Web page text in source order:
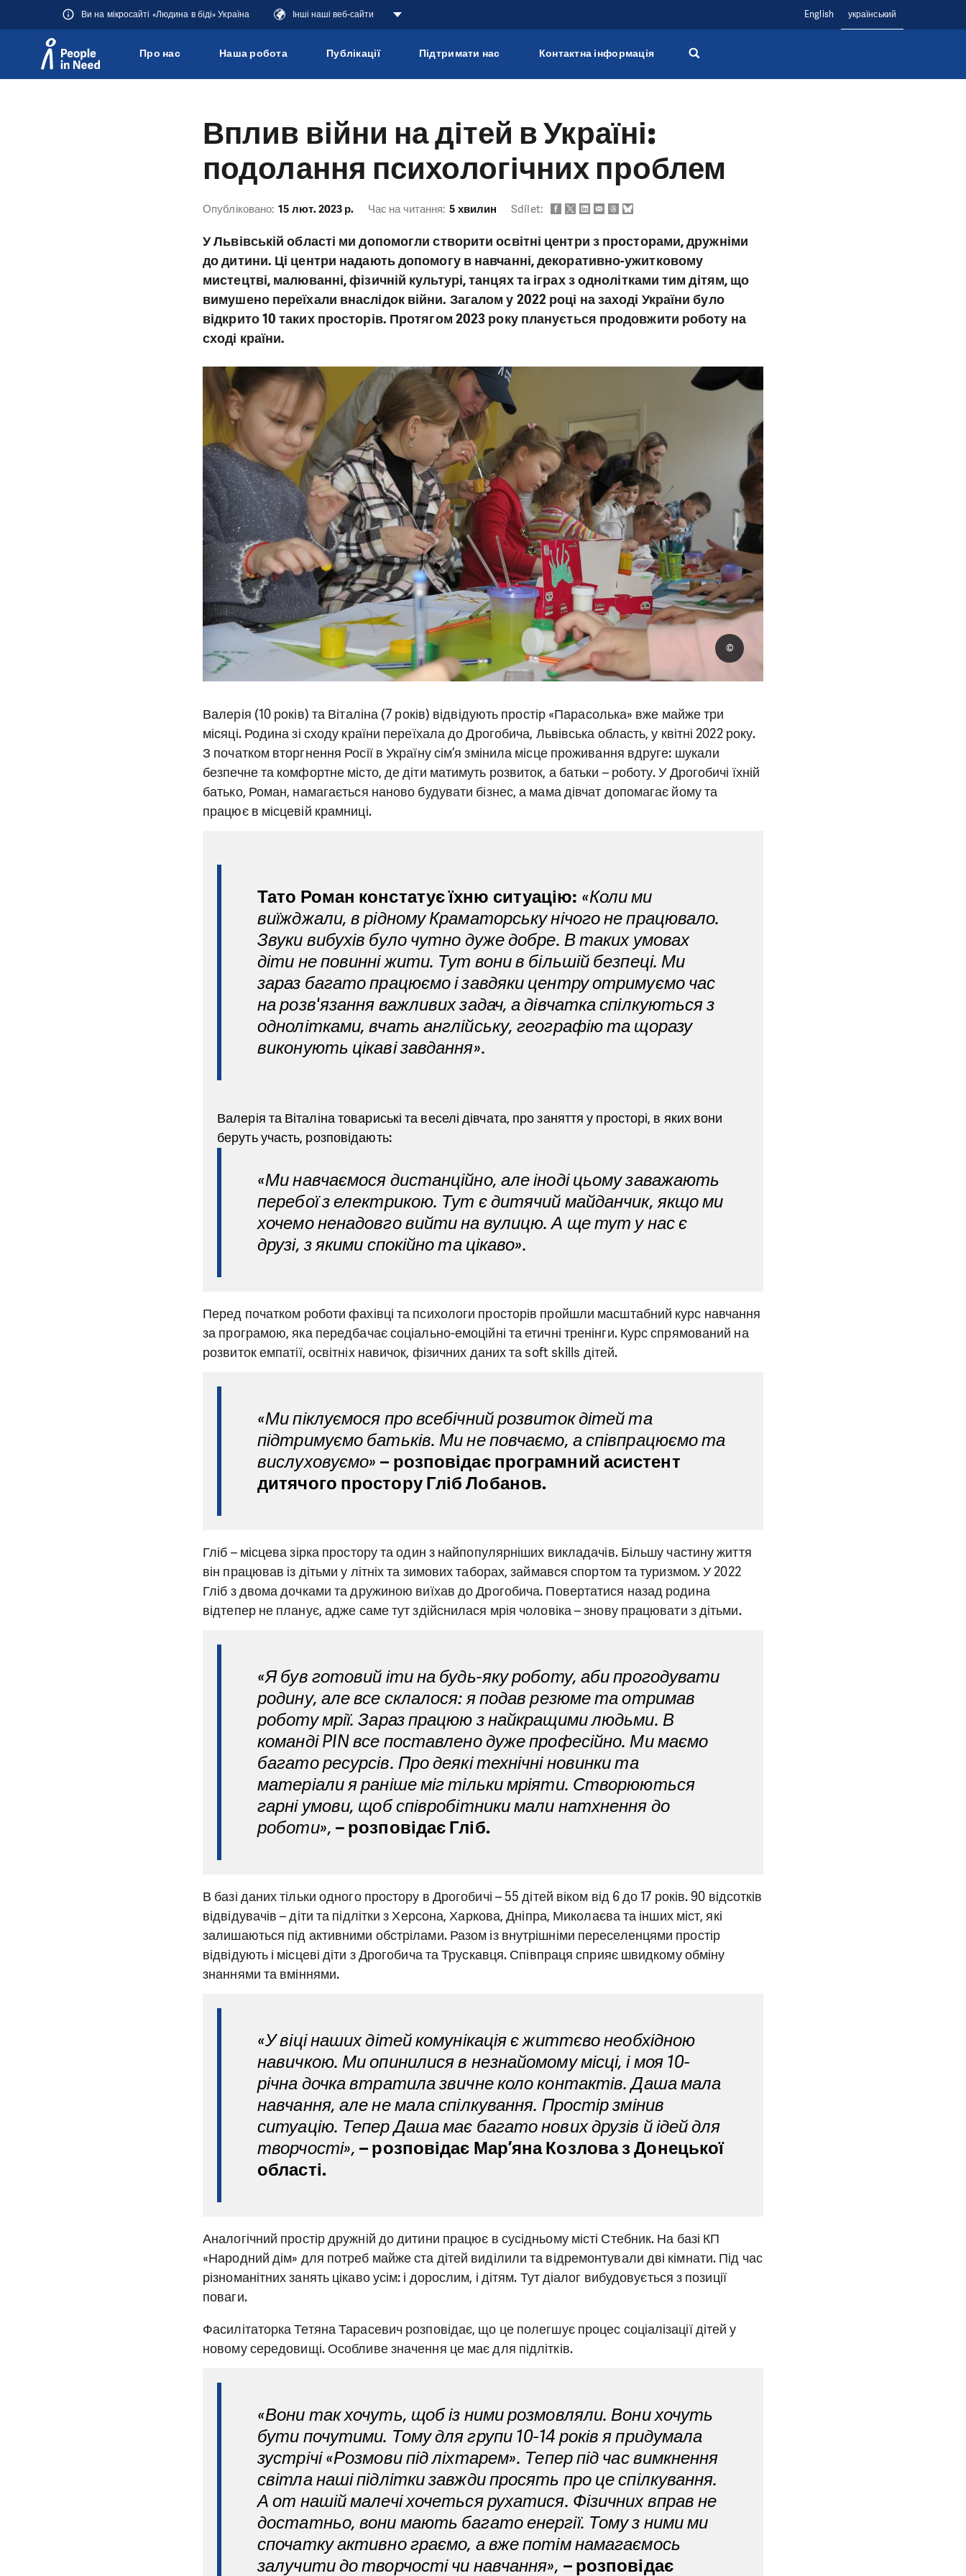
Ви на мікросайті «Людина в біді» Україна Інші наші веб-сайти English український
Про нас Наша робота Публікації Підтримати нас Контактна інформація
Вплив війни на дітей в Україні:
подолання психологічних проблем
Опубліковано: 15 лют. 2023 р. Час на читання: 5 хвилин Sdílet:
У Львівській області ми допомогли створити освітні центри з просторами, дружніми
до дитини. Ці центри надають допомогу в навчанні, декоративно-ужитковому
мистецтві, малюванні, фізичній культурі, танцях та іграх з однолітками тим дітям, що
вимушено переїхали внаслідок війни. Загалом у 2022 році на заході України було
відкрито 10 таких просторів. Протягом 2023 року планується продовжити роботу на
сході країни.
©
Валерія (10 років) та Віталіна (7 років) відвідують простір «Парасолька» вже майже три
місяці. Родина зі сходу країни переїхала до Дрогобича, Львівська область, у квітні 2022 року.
З початком вторгнення Росії в Україну сім’я змінила місце проживання вдруге: шукали
безпечне та комфортне місто, де діти матимуть розвиток, а батьки – роботу. У Дрогобичі їхній
батько, Роман, намагається наново будувати бізнес, а мама дівчат допомагає йому та
працює в місцевій крамниці.
Тато Роман констатує їхню ситуацію: «Коли ми
виїжджали, в рідному Краматорську нічого не працювало.
Звуки вибухів було чутно дуже добре. В таких умовах
діти не повинні жити. Тут вони в більшій безпеці. Ми
зараз багато працюємо і завдяки центру отримуємо час
на розв'язання важливих задач, а дівчатка спілкуються з
однолітками, вчать англійську, географію та щоразу
виконують цікаві завдання».
Валерія та Віталіна товариські та веселі дівчата, про заняття у просторі, в яких вони
беруть участь, розповідають:
«Ми навчаємося дистанційно, але іноді цьому заважають
перебої з електрикою. Тут є дитячий майданчик, якщо ми
хочемо ненадовго вийти на вулицю. А ще тут у нас є
друзі, з якими спокійно та цікаво».
Перед початком роботи фахівці та психологи просторів пройшли масштабний курс навчання
за програмою, яка передбачає соціально-емоційні та етичні тренінги. Курс спрямований на
розвиток емпатії, освітніх навичок, фізичних даних та soft skills дітей.
«Ми піклуємося про всебічний розвиток дітей та
підтримуємо батьків. Ми не повчаємо, а співпрацюємо та
вислуховуємо»– розповідає програмний асистент
дитячого простору Гліб Лобанов.
Гліб – місцева зірка простору та один з найпопулярніших викладачів. Більшу частину життя
він працював із дітьми у літніх та зимових таборах, займався спортом та туризмом. У 2022
Гліб з двома дочками та дружиною виїхав до Дрогобича. Повертатися назад родина
відтепер не планує, адже саме тут здійснилася мрія чоловіка – знову працювати з дітьми.
«Я був готовий іти на будь-яку роботу, аби прогодувати
родину, але все склалося: я подав резюме та отримав
роботу мрії. Зараз працюю з найкращими людьми. В
команді PIN все поставлено дуже професійно. Ми маємо
багато ресурсів. Про деякі технічні новинки та
матеріали я раніше міг тільки мріяти. Створюються
гарні умови, щоб співробітники мали натхнення до
роботи», – розповідає Гліб.
В базі даних тільки одного простору в Дрогобичі – 55 дітей віком від 6 до 17 років. 90 відсотків
відвідувачів – діти та підлітки з Херсона, Харкова, Дніпра, Миколаєва та інших міст, які
залишаються під активними обстрілами. Разом із внутрішніми переселенцями простір
відвідують і місцеві діти з Дрогобича та Трускавця. Співпраця сприяє швидкому обміну
знаннями та вміннями.
«У віці наших дітей комунікація є життєво необхідною
навичкою. Ми опинилися в незнайомому місці, і моя 10-
річна дочка втратила звичне коло контактів. Даша мала
навчання, але не мала спілкування. Простір змінив
ситуацію. Тепер Даша має багато нових друзів й ідей для
творчості»,– розповідає Мар’яна Козлова з Донецької
області.
Аналогічний простір дружній до дитини працює в сусідньому місті Стебник. На базі КП
«Народний дім» для потреб майже ста дітей виділили та відремонтували дві кімнати. Під час
різноманітних занять цікаво усім: і дорослим, і дітям. Тут діалог вибудовується з позиції
поваги.
Фасилітаторка Тетяна Тарасевич розповідає, що це полегшує процес соціалізації дітей у
новому середовищі. Особливе значення це має для підлітків.
«Вони так хочуть, щоб із ними розмовляли. Вони хочуть
бути почутими. Тому для групи 10-14 років я придумала
зустрічі «Розмови під ліхтарем». Тепер під час вимкнення
світла наші підлітки завжди просять про це спілкування.
А от нашій малечі хочеться рухатися. Фізичних вправ не
достатньо, вони мають багато енергії. Тому з ними ми
спочатку активно граємо, а вже потім намагаємось
залучити до творчості чи навчання», – розповідає